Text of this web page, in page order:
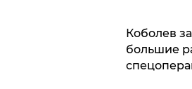
Коболев
большие